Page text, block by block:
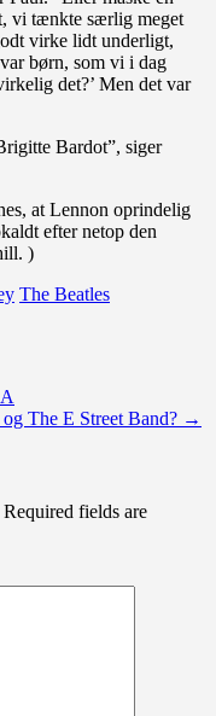
vi tænkte særlig meget
virke lidt underligt,
børn, som vi i dag
det?’ Men det var
Bardot”, siger
at Lennon oprindelig
efter netop den
)
The Beatles
The E Street Band? →
Required fields are